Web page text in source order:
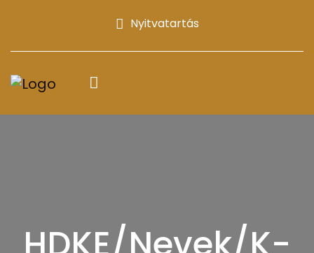
Nyitvatartás